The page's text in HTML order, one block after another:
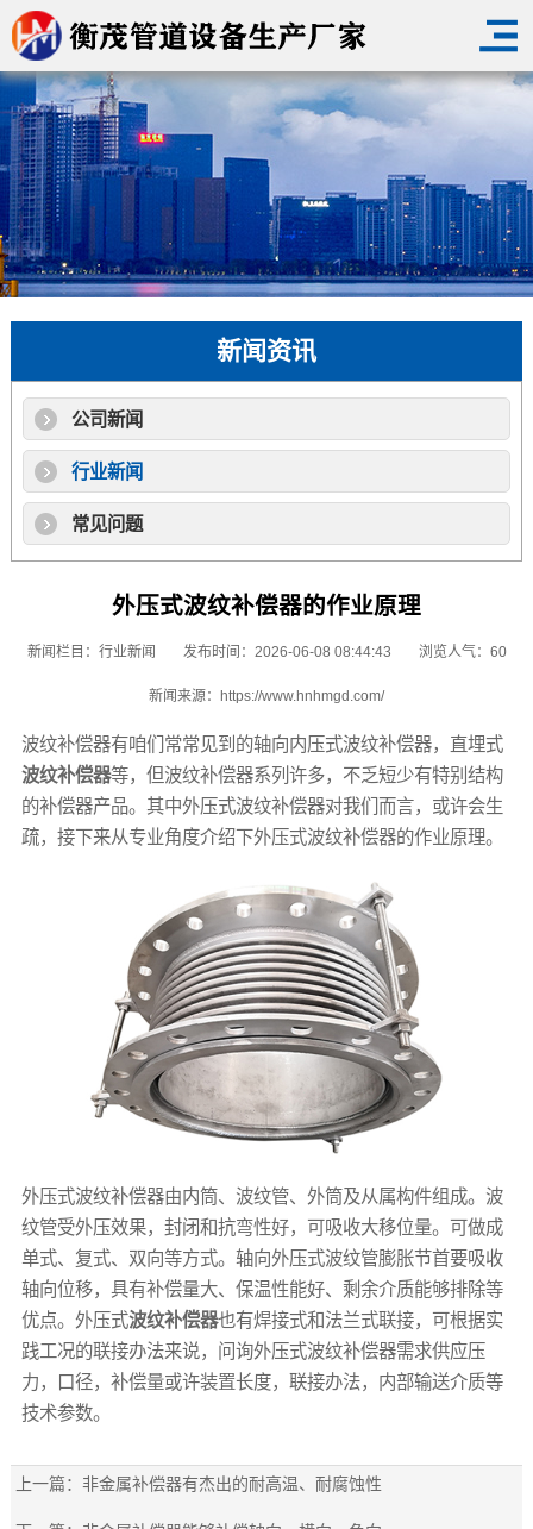
新闻资讯
公司新闻
行业新闻
常见问题
外压式波纹补偿器的作业原理
新闻栏目： 行业新闻 发布时间：2026-06-08 08:44:43 浏览人气：60
新闻来源： https://www.hnhmgd.com/
波纹补偿器有咱们常常见到的轴向内压式波纹补偿器，直埋式
波纹补偿器等，但波纹补偿器系列许多，不乏短少有特别结构
的补偿器产品。其中外压式波纹补偿器对我们而言，或许会生
疏，接下来从专业角度介绍下外压式波纹补偿器的作业原理。
外压式波纹补偿器由内筒、波纹管、外筒及从属构件组成。波
纹管受外压效果，封闭和抗弯性好，可吸收大移位量。可做成
单式、复式、双向等方式。轴向外压式波纹管膨胀节首要吸收
轴向位移，具有补偿量大、保温性能好、剩余介质能够排除等
优点。外压式波纹补偿器也有焊接式和法兰式联接，可根据实
践工况的联接办法来说，问询外压式波纹补偿器需求供应压
力，口径，补偿量或许装置长度，联接办法，内部输送介质等
技术参数。
上一篇：非金属补偿器有杰出的耐高温、耐腐蚀性